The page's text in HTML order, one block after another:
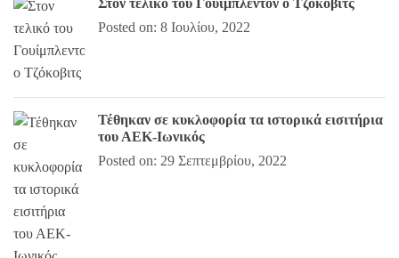
Στον τελικό του Γουίμπλεντον ο Τζόκοβιτς
Posted on: 8 Ιουλίου, 2022
Τέθηκαν σε κυκλοφορία τα ιστορικά εισιτήρια
του ΑΕΚ-Ιωνικός
Posted on: 29 Σεπτεμβρίου, 2022